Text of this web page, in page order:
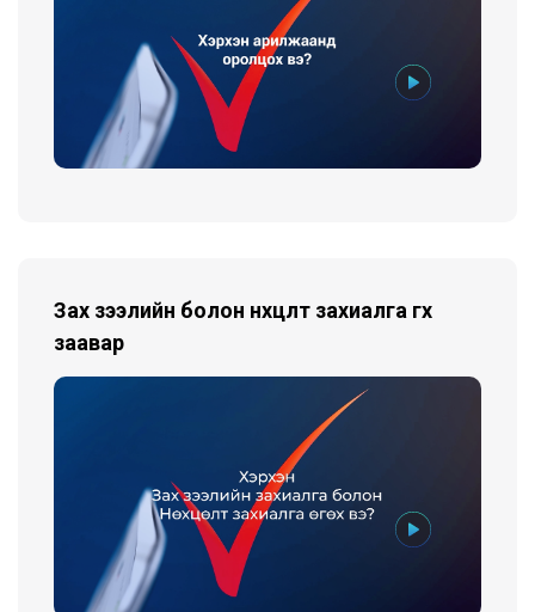
Зах зээлийн болон нөхцөлт захиалга өгөх
заавар